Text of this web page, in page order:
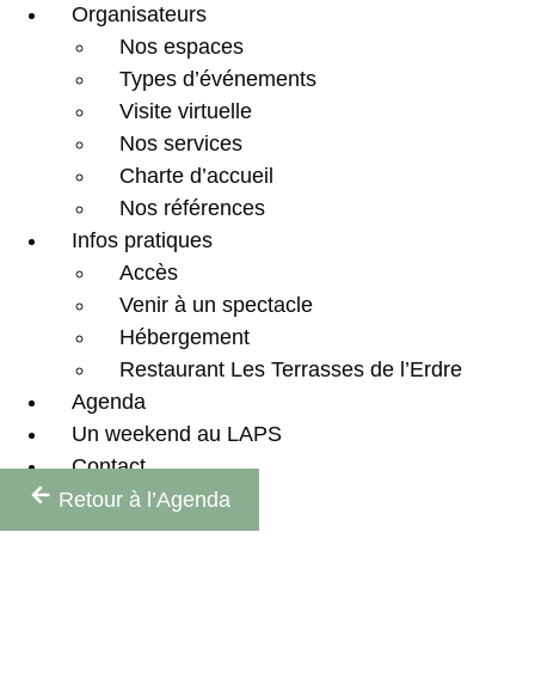
Organisateurs
Nos espaces
Types d’événements
Visite virtuelle
Nos services
Charte d’accueil
Nos références
Infos pratiques
Accès
Venir à un spectacle
Hébergement
Restaurant Les Terrasses de l’Erdre
Agenda
Un weekend au LAPS
Contact
Retour à l’Agenda